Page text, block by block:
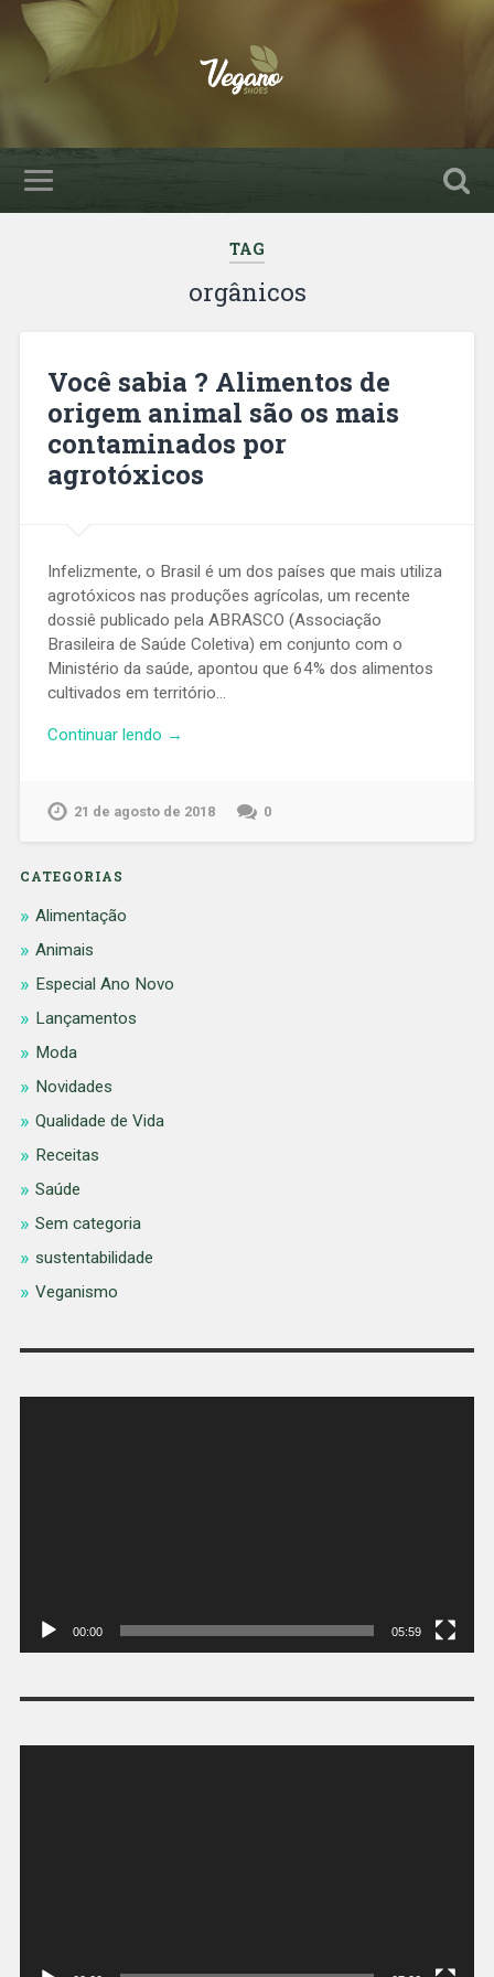
TAG
orgânicos
Você sabia ? Alimentos de
origem animal são os mais
contaminados por
agrotóxicos
Infelizmente, o Brasil é um dos países que mais utiliza
agrotóxicos nas produções agrícolas, um recente
dossiê publicado pela ABRASCO (Associação
Brasileira de Saúde Coletiva) em conjunto com o
Ministério da saúde, apontou que 64% dos alimentos
cultivados em território…
Continuar lendo →
21 de agosto de 2018 0
CATEGORIAS
Alimentação
Animais
Especial Ano Novo
Lançamentos
Moda
Novidades
Qualidade de Vida
Receitas
Saúde
Sem categoria
sustentabilidade
Veganismo
00:00 05:59